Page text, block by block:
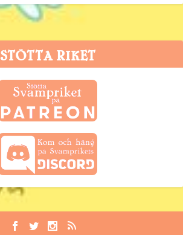
STÖTTA RIKET